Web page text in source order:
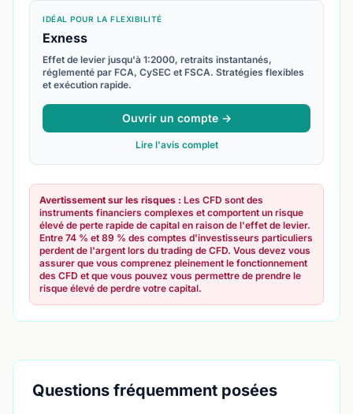
IDÉAL POUR LA FLEXIBILITÉ
Exness
Effet de levier jusqu'à 1:2000, retraits instantanés,
réglementé par FCA, CySEC et FSCA. Stratégies flexibles
et exécution rapide.
Ouvrir un compte →
Lire l'avis complet
Avertissement sur les risques : Les CFD sont des
instruments financiers complexes et comportent un risque
élevé de perte rapide de capital en raison de l'effet de levier.
Entre 74 % et 89 % des comptes d'investisseurs particuliers
perdent de l'argent lors du trading de CFD. Vous devez vous
assurer que vous comprenez pleinement le fonctionnement
des CFD et que vous pouvez vous permettre de prendre le
risque élevé de perdre votre capital.
Questions fréquemment posées